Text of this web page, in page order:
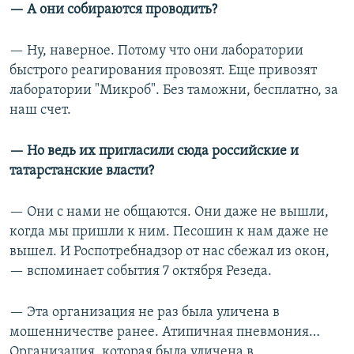
— А они собираются проводить?
— Ну, наверное. Потому что они лаборатории
быстрого реагирования провозят. Еще привозят
лаборатории "Микроб". Без таможни, бесплатно, за
наш счет.
— Но ведь их пригласили сюда российские и
татарстанские власти?
— Они с нами не общаются. Они даже не вышли,
когда мы пришли к ним. Песошин к нам даже не
вышел. И Роспотребнадзор от нас сбежал из окон,
— вспоминает события 7 октября Резеда.
— Эта организация не раз была уличена в
мошенничестве ранее. Атипичная пневмония…